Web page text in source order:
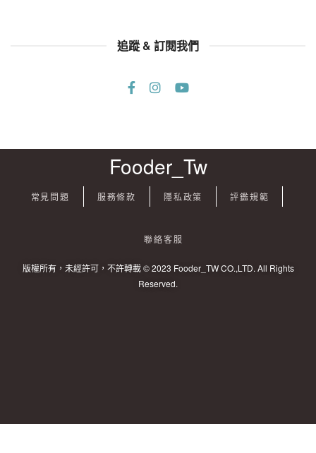
追蹤 & 訂閱我們
Fooder_Tw
常見問題 服務條款 隱私政策 評鑑規範
聯絡客服
版權所有，未經許可，不許轉載 © 2023 Fooder_TW CO.,LTD. All Rights
Reserved.